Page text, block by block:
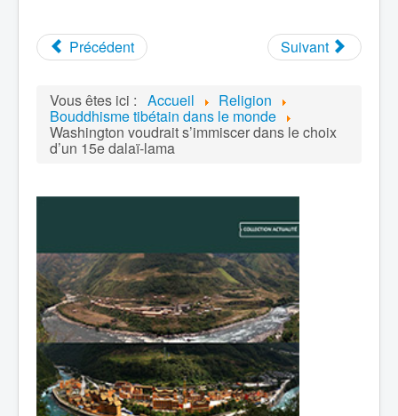
Précédent Suivant
Vous êtes ici : Accueil Religion
Bouddhisme tibétain dans le monde
Washington voudrait s’immiscer dans le choix
d’un 15e dalaï-lama